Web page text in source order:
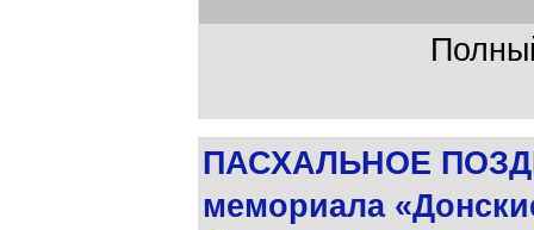
ПАСХАЛЬНОЕ
мемориала